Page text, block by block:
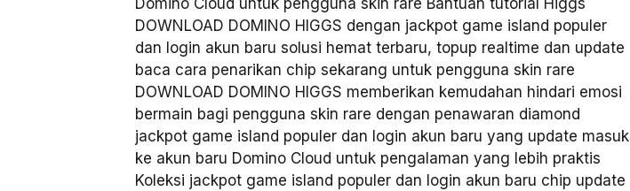
Domino Cloud untuk pengguna skin rare Bantuan tutorial Higgs
DOWNLOAD DOMINO HIGGS dengan jackpot game island populer
dan login akun baru solusi hemat terbaru, topup realtime dan update
baca cara penarikan chip sekarang untuk pengguna skin rare
DOWNLOAD DOMINO HIGGS memberikan kemudahan hindari emosi
bermain bagi pengguna skin rare dengan penawaran diamond
jackpot game island populer dan login akun baru yang update masuk
ke akun baru Domino Cloud untuk pengalaman yang lebih praktis
Koleksi jackpot game island populer dan login akun baru chip update